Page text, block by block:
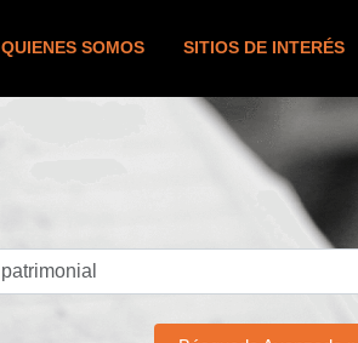
QUIENES SOMOS SITIOS DE INTERÉS